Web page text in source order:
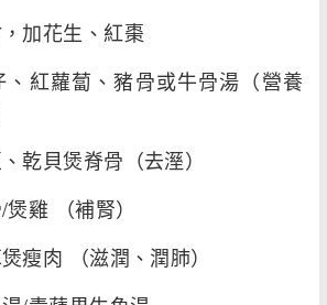
加花生、紅棗
、紅蘿蔔、豬骨或牛骨湯（營養
乾貝煲脊骨（去溼）
雞 （補腎）
瘦肉 （滋潤、潤肺）